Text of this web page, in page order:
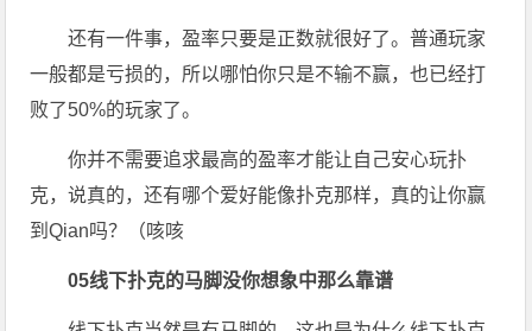
还有一件事，盈率只要是正数就很好了。普通玩家
一般都是亏损的，所以哪怕你只是不输不赢，也已经打
败了50%的玩家了。
你并不需要追求最高的盈率才能让自己安心玩扑
克，说真的，还有哪个爱好能像扑克那样，真的让你赢
到Qian吗？（咳咳
05线下扑克的马脚没你想象中那么靠谱